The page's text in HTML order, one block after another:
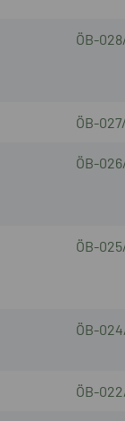
ÖB-
ÖB-
ÖB-
ÖB-
ÖB-
ÖB-